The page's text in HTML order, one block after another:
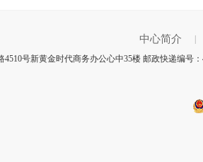
中心简介
号新黄金时代商务办公心中35楼 邮政快递编号